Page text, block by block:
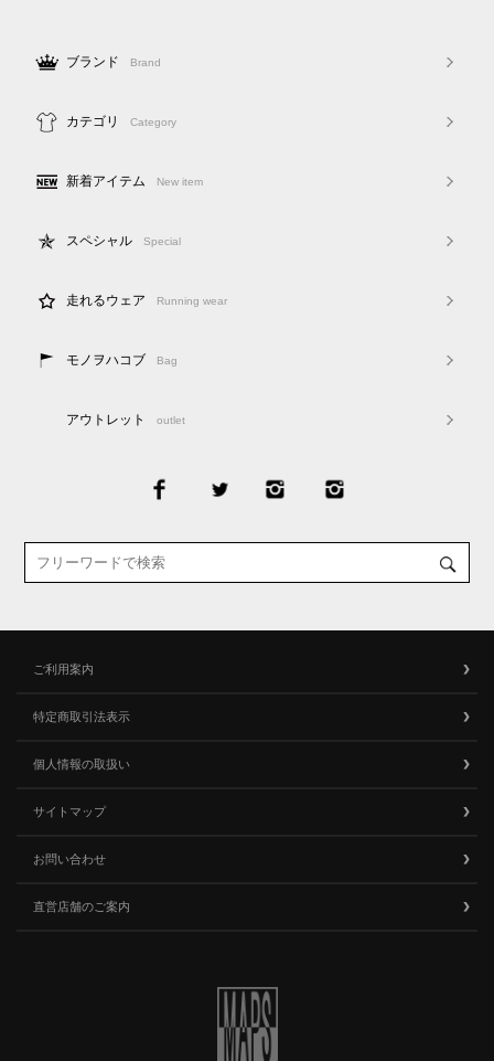
ブランド Brand
カテゴリ Category
新着アイテム New item
スペシャル Special
走れるウェア Running wear
モノヲハコブ Bag
アウトレット outlet
ご利用案内
特定商取引法表示
個人情報の取扱い
サイトマップ
お問い合わせ
直営店舗のご案内